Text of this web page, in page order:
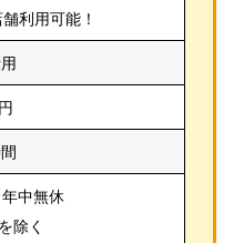
利用可能！
中無休
除く